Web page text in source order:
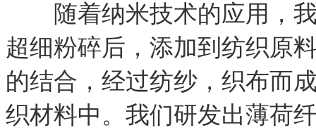
随着纳米技术的应用，我
超细粉碎后，添加到纺织原
的结合，经过纺纱，织布而
织材料中。我们研发出薄荷